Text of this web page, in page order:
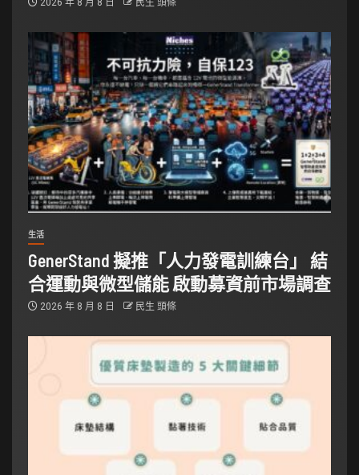
2026 年 8 月 8 日 民生 頭條
生活
GenerStand 擬推「人力發電訓練台」 結
合運動與微型儲能 啟動募資前市場調查
2026 年 8 月 8 日 民生 頭條